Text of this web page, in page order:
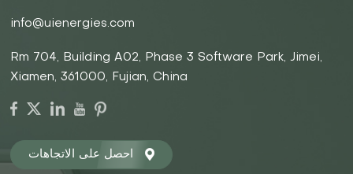
info@uienergies.com
Rm 704, Building A02, Phase 3 Software Park, Jimei,
Xiamen, 361000, Fujian, China
احصل على الاتجاهات